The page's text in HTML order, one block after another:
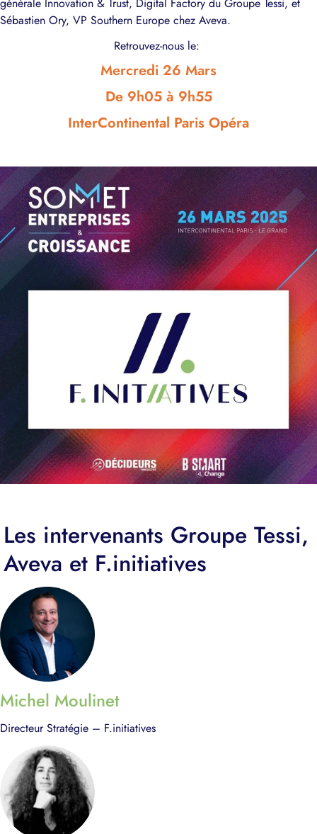
générale Innovation & Trust, Digital Factory du Groupe Tessi, et
Sébastien Ory, VP Southern Europe chez Aveva.
Retrouvez-nous le:
Mercredi 26 Mars
De 9h05 à 9h55
InterContinental Paris Opéra
Les intervenants Groupe Tessi,
Aveva et F.initiatives
Michel Moulinet
Directeur Stratégie – F.initiatives